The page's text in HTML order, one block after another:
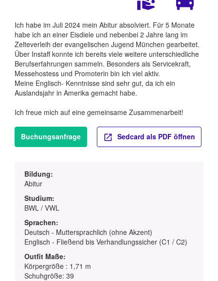
Ich habe im Juli 2024 mein Abitur absolviert. Für 5 Monate
habe ich an einer Eisdiele und nebenbei 2 Jahre lang im
Zelteverleih der evangelischen Jugend München gearbeitet.
Über Instaff konnte ich bereits viele weitere unterschiedliche
Berufserfahrungen sammeln. Besonders als Servicekraft,
Messehostess und Promoterin bin ich viel aktiv.
Meine Englisch- Kenntnisse sind sehr gut, da ich ein
Auslandsjahr in Amerika gemacht habe.
Ich freue mich auf eine gemeinsame Zusammenarbeit!
Buchungsanfrage Sedcard als PDF öffnen
Bildung:
Abitur
Studium:
BWL / VWL
Sprachen:
Deutsch - Muttersprachlich (ohne Akzent)
Englisch - Fließend bis Verhandlungssicher (C1 / C2)
Outfit Maße:
Körpergröße : 1,71 m
Schuhgröße: 39